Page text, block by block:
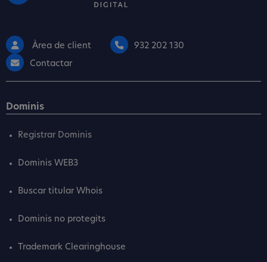
Àrea de client
932 202 130
Contactar
Dominis
Registrar Dominis
Dominis WEB3
Buscar titular Whois
Dominis no protegits
Trademark Clearinghouse